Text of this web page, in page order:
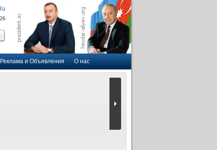
Реклама и Объявления О нас